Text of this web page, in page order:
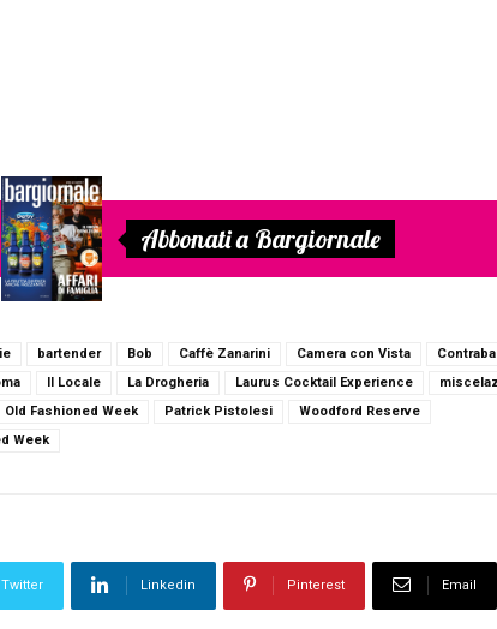
Abbonati a Bargiornale
bartender Bob Caffè Zanarini Camera con Vista
Il Locale La Drogheria Laurus Cocktail Experience
Old Fashioned Week Patrick Pistolesi
Woodford Reserve
Week
Twitter Linkedin Pinterest Email